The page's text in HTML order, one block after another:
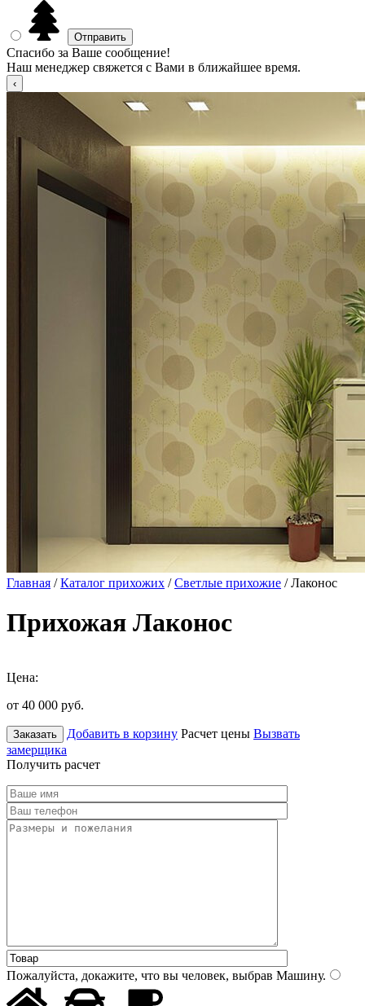
Спасибо за Ваше сообщение!
Наш менеджер свяжется с Вами в ближайшее время.
Главная /Каталог прихожих /Светлые прихожие / Лаконос
Прихожая Лаконос
Цена:
от 40 000 руб.
Заказать Добавить в корзину Расчет цены Вызвать
замерщика
Получить расчет
Пожалуйста, докажите, что вы человек, выбрав Машину.